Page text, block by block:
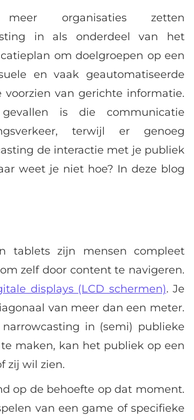
meer organisaties zetten
in als onderdeel van het
om doelgroepen op een
en vaak geautomatiseerde
voorzien van gerichte informatie.
is die communicatie
terwijl er genoeg
de interactie met je publiek
weet je niet hoe? In deze blog
tablets zijn mensen compleet
zelf door content te navigeren.
displays (LCD schermen). Je
van meer dan een meter.
in (semi) publieke
maken, kan het publiek op een
zij wil zien.
op de behoefte op dat moment.
van een game of specifieke